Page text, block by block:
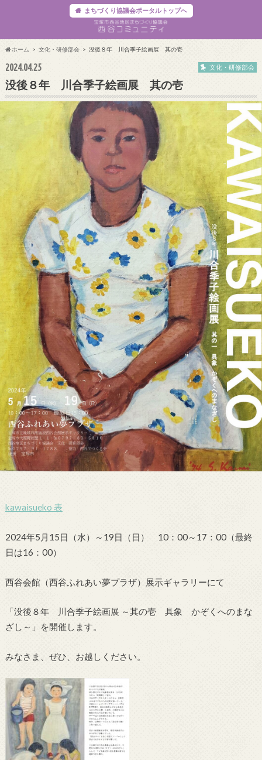
まちづくり協議会ポータルトップへ
ホーム 文化・研修部会 没後８年 川合季子絵画展 其の壱
2024.04.25 文化・研修部会
没後８年 川合季子絵画展 其の壱
kawaisueko 表
2024年5月15日（水）～19日（日） 10：00～17：00（最終
日は16：00）
西谷会館（西谷ふれあい夢プラザ）展示ギャラリーにて
「没後８年 川合季子絵画展 ～其の壱 具象 かぞくへのまな
ざし～」を開催します。
みなさま、ぜひ、お越しください。